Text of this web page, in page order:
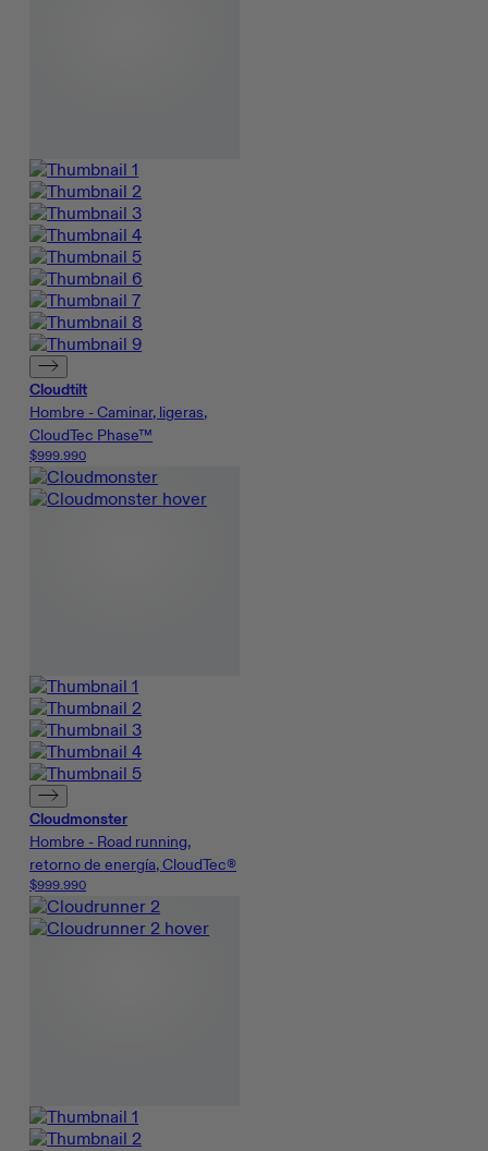
Cloudtilt
Hombre - Caminar, ligeras,
CloudTec Phase™
$999.990
Cloudmonster
Hombre - Road running,
retorno de energía, CloudTec®
$999.990